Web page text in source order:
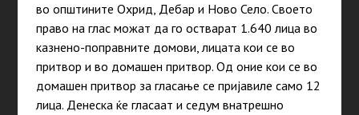
во општините Охрид, Дебар и Ново Село. Своето
право на глас можат да го остварат 1.640 лица во
казнено-поправните домови, лицата кои се во
притвор и во домашен притвор. Од оние кои се во
домашен притвор за гласање се пријавиле само 12
лица. Денеска ќе гласаат и седум внатрешно